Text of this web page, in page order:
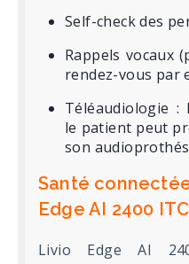
Self-check des
Rappels vocaux
rendez-vous par
Téléaudiologie :
le patient peut
son
Santé
Edge AI 2400 ITC
Livio Edge AI